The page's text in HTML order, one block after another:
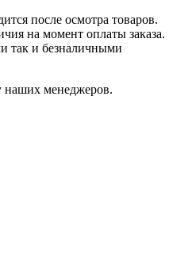
после осмотра товаров.
на момент оплаты заказа.
так и безналичными
наших менеджеров.